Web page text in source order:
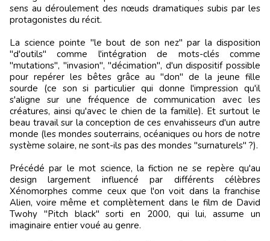
sens au déroulement des nœuds dramatiques subis par les
protagonistes du récit.
La science pointe "le bout de son nez" par la disposition
"d'outils" comme l'intégration de mots-clés comme
"mutations", "invasion", "décimation", d'un dispositif possible
pour repérer les bêtes grâce au "don" de la jeune fille
sourde (ce son si particulier qui donne l'impression qu'il
s'aligne sur une fréquence de communication avec les
créatures, ainsi qu'avec le chien de la famille). Et surtout le
beau travail sur la conception de ces envahisseurs d'un autre
monde (les mondes souterrains, océaniques ou hors de notre
système solaire, ne sont-ils pas des mondes "surnaturels" ?).
Précédé par le mot science, la fiction ne se repère qu'au
design largement influencé par différents célèbres
Xénomorphes comme ceux que l'on voit dans la franchise
Alien, voire même et complètement dans le film de David
Twohy "Pitch black" sorti en 2000, qui lui, assume un
imaginaire entier voué au genre.